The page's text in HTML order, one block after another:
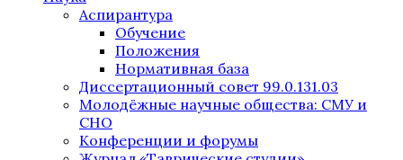
Аспирантура
Обучение
Положения
Нормативная база
Диссертационный совет 99.0.131.03
Молодёжные научные общества: СМУ и
СНО
Конференции и форумы